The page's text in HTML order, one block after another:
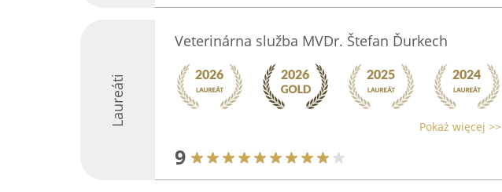
Laureáti
Veterinárna služba MVDr. Štefan Ďurkech
Pokaż więcej >>
9